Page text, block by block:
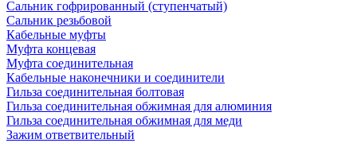
Сальник гофрированный (ступенчатый)
Сальник резьбовой
Кабельные муфты
Муфта концевая
Муфта соединительная
Кабельные наконечники и соединители
Гильза соединительная болтовая
Гильза соединительная обжимная для алюминия
Гильза соединительная обжимная для меди
Зажим ответвительный